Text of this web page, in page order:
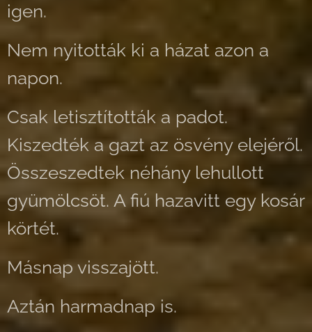
igen.
Nem nyitották ki a házat azon a
napon.
Csak letisztították a padot.
Kiszedték a gazt az ösvény elejéről.
Összeszedtek néhány lehullott
gyümölcsöt. A fiú hazavitt egy kosár
körtét.
Másnap visszajött.
Aztán harmadnap is.